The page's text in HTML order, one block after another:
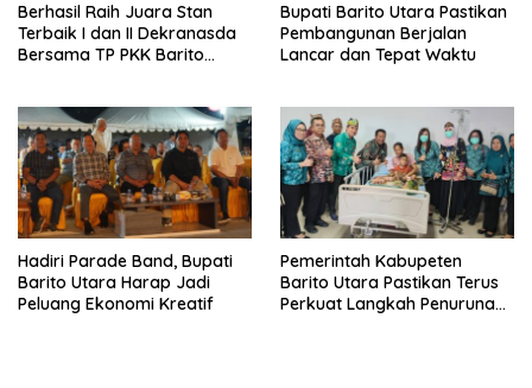
Berhasil Raih Juara Stan
Terbaik I dan II Dekranasda
Bersama TP PKK Barito
Bupati Barito Utara Pastikan
Pembangunan Berjalan
Lancar dan Tepat Waktu
Hadiri Parade Band, Bupati
Barito Utara Harap Jadi
Peluang Ekonomi Kreatif
Pemerintah Kabupeten
Barito Utara Pastikan Terus
Perkuat Langkah Penurunan